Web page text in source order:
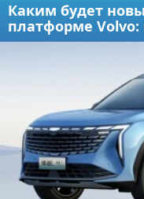
Каким будет
платформе